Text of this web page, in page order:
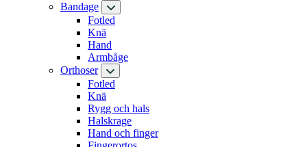
Bandage
Fotled
Knä
Hand
Armbåge
Orthoser
Fotled
Knä
Rygg och hals
Halskrage
Hand och finger